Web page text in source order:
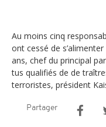
Au moins cinq
ont cessé de
ans, chef du principal
tus qualifiés de de
terroristes, président
Partager